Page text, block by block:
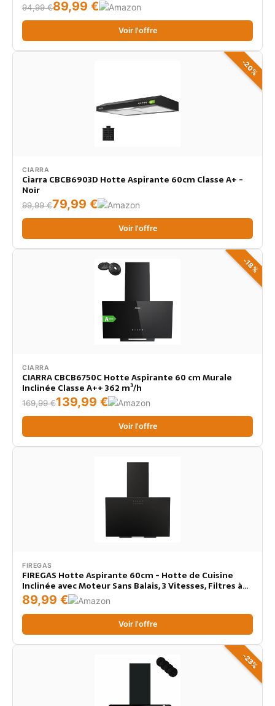
- Noir
94,99 €89,99 €
Voir l'offre
-20%
CIARRA
Ciarra CBCB6903D Hotte Aspirante 60cm Classe A+ -
Noir
99,99 €79,99 €
Voir l'offre
-18%
CIARRA
CIARRA CBCB6750C Hotte Aspirante 60 cm Murale
Inclinée Classe A++ 362 m³/h
169,99 €139,99 €
Voir l'offre
FIREGAS
FIREGAS Hotte Aspirante 60cm - Hotte de Cuisine
Inclinée avec Moteur Sans Balais, 3 Vitesses, Filtres à
Charbon Inclus, Évacuation ou Recyclage, Noir
89,99 €
Voir l'offre
-23%